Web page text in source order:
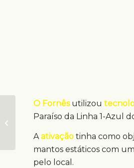
O Fornêsutilizou
Paraíso da Linha 1-Azul
Aativação tinha como
mantos estáticos com
pelo local.
Ação OOH deixa